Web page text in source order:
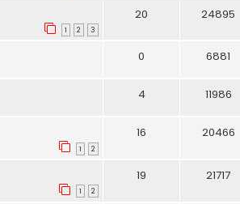
1 2 3
20 24895
0 6881
4 11986
1 2
16 20466
1 2
19 21717